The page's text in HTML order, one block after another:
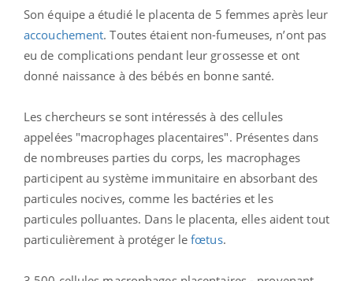
Son équipe a étudié le placenta de 5 femmes après leur
accouchement. Toutes étaient non-fumeuses, n’ont pas
eu de complications pendant leur grossesse et ont
donné naissance à des bébés en bonne santé.
Les chercheurs se sont intéressés à des cellules
appelées "macrophages placentaires". Présentes dans
de nombreuses parties du corps, les macrophages
participent au système immunitaire en absorbant des
particules nocives, comme les bactéries et les
particules polluantes. Dans le placenta, elles aident tout
particulièrement à protéger lefœtus.